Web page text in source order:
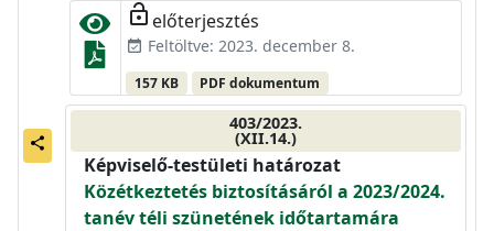
share
lock_open előterjesztés
event_available Feltöltve: 2023. december 8.
157 KB PDF dokumentum
403/2023.
(XII.14.)
Képviselő-testületi határozat
Közétkeztetés biztosításáról a 2023/2024.
tanév téli szünetének időtartamára